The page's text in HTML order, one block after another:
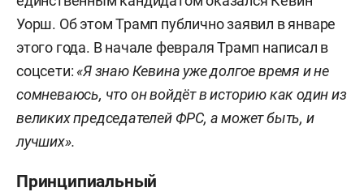
Уорш. Об этом Трамп публично заявил в январе
этого года. В начале февраля Трамп написал в
соцсети: «Я знаю Кевина уже долгое время и не
сомневаюсь, что он войдёт в историю как один из
великих председателей ФРС, а может быть, и
лучших».
Принципиальный